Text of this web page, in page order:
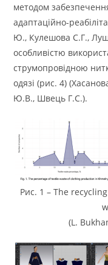
методом
адаптаційно-
Ю., Кулешова С.Г.,
особливістю
струмопровідною
одязі (рис. 4)
Ю.В., Швець Г.С.).
Рис. 1 – The
(L.